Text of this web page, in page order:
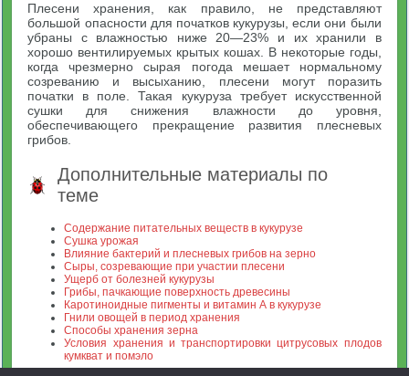
Плесени хранения, как правило, не представляют
большой опасности для початков кукурузы, если они были
убраны с влажностью ниже 20—23% и их хранили в
хорошо вентилируемых крытых кошах. В некоторые годы,
когда чрезмерно сырая погода мешает нормальному
созреванию и высыханию, плесени могут поразить
початки в поле. Такая кукуруза требует искусственной
сушки для снижения влажности до уровня,
обеспечивающего прекращение развития плесневых
грибов.
Дополнительные материалы по
теме
Содержание питательных веществ в кукурузе
Сушка урожая
Влияние бактерий и плесневых грибов на зерно
Сыры, созревающие при участии плесени
Ущерб от болезней кукурузы
Грибы, пачкающие поверхность древесины
Каротиноидные пигменты и витамин А в кукурузе
Гнили овощей в период хранения
Способы хранения зерна
Условия хранения и транспортировки цитрусовых плодов
кумкват и помэло